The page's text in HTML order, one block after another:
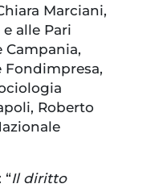
Marciani,
alle Pari
Fondimpresa,
Roberto
“Il diritto